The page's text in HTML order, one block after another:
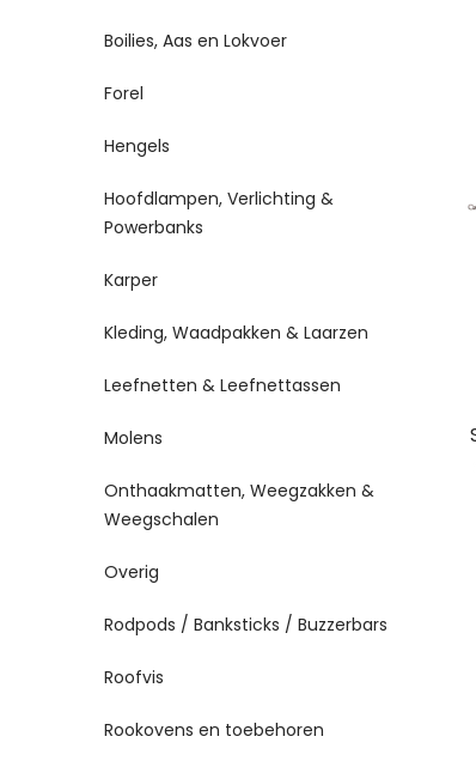
Boilies, Aas en Lokvoer
Forel
Hengels
Hoofdlampen, Verlichting &
Powerbanks
Karper
Kleding, Waadpakken & Laarzen
Leefnetten & Leefnettassen
Molens
Onthaakmatten, Weegzakken &
Weegschalen
Overig
Rodpods / Banksticks / Buzzerbars
Roofvis
Rookovens en toebehoren